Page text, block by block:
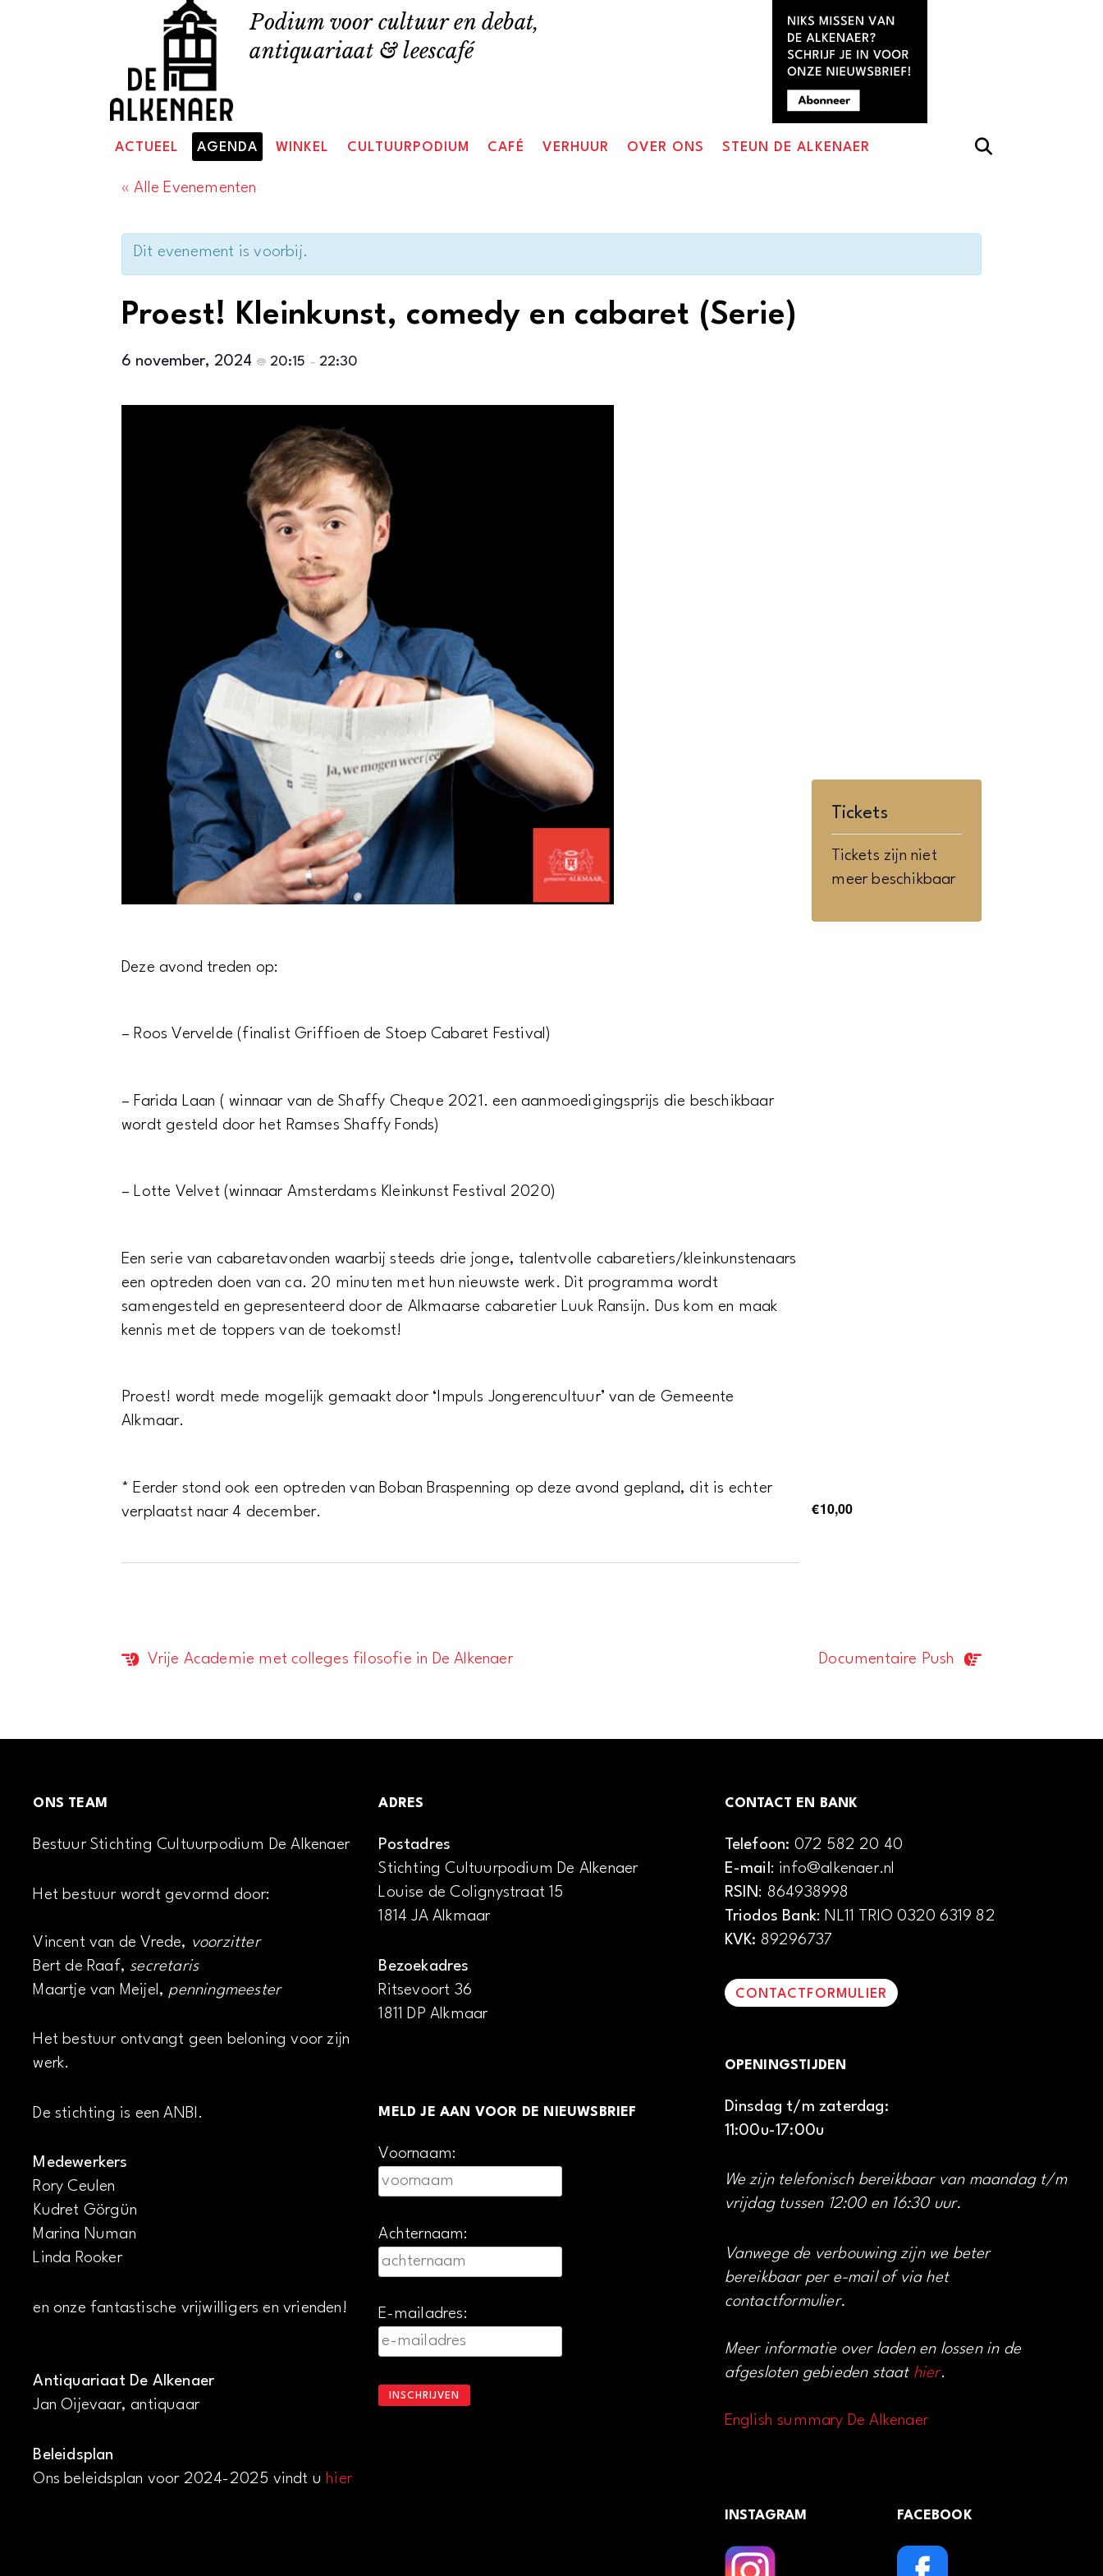
Podium voor cultuur en debat,
antiquariaat & leescafé
ACTUEEL AGENDA WINKEL CULTUURPODIUM CAFÉ VERHUUR OVER ONS STEUN DE ALKENAER
« Alle Evenementen
Dit evenement is voorbij.
Proest! Kleinkunst, comedy en cabaret (Serie)
6 november, 2024 @ 20:15 – 22:30
Deze avond treden op:
– Roos Vervelde (finalist Griffioen de Stoep Cabaret Festival)
– Farida Laan ( winnaar van de Shaffy Cheque 2021. een aanmoedigingsprijs die beschikbaar
wordt gesteld door het Ramses Shaffy Fonds)
– Lotte Velvet (winnaar Amsterdams Kleinkunst Festival 2020)
Een serie van cabaretavonden waarbij steeds drie jonge, talentvolle cabaretiers/kleinkunstenaars
een optreden doen van ca. 20 minuten met hun nieuwste werk. Dit programma wordt
samengesteld en gepresenteerd door de Alkmaarse cabaretier Luuk Ransijn. Dus kom en maak
kennis met de toppers van de toekomst!
Proest! wordt mede mogelijk gemaakt door ‘Impuls Jongerencultuur’ van de Gemeente
Alkmaar.
* Eerder stond ook een optreden van Boban Braspenning op deze avond gepland, dit is echter
verplaatst naar 4 december.
€10,00
Tickets
Tickets zijn niet
meer beschikbaar
Evenement
Vrije Academie met colleges filosofie in De Alkenaer Documentaire Push
ONS TEAM
Bestuur Stichting Cultuurpodium De Alkenaer
Het bestuur wordt gevormd door:
Vincent van de Vrede, voorzitter
Bert de Raaf, secretaris
Maartje van Meijel, penningmeester
Het bestuur ontvangt geen beloning voor zijn
werk.
De stichting is een ANBI.
Medewerkers
Rory Ceulen
Kudret Görgün
Marina Numan
Linda Rooker
en onze fantastische vrijwilligers en vrienden!
Antiquariaat De Alkenaer
Jan Oijevaar, antiquaar
Beleidsplan
Ons beleidsplan voor 2024-2025 vindt u hier
ADRES
Postadres
Stichting Cultuurpodium De Alkenaer
Louise de Colignystraat 15
1814 JA Alkmaar
Bezoekadres
Ritsevoort 36
1811 DP Alkmaar
MELD JE AAN VOOR DE NIEUWSBRIEF
Voornaam:
Achternaam:
E-mailadres:
CONTACT EN BANK
Telefoon: 072 582 20 40
E-mail: info@alkenaer.nl
RSIN: 864938998
Triodos Bank: NL11 TRIO 0320 6319 82
KVK: 89296737
CONTACTFORMULIER
OPENINGSTIJDEN
Dinsdag t/m zaterdag:
11:00u-17:00u
We zijn telefonisch bereikbaar van maandag t/m
vrijdag tussen 12:00 en 16:30 uur.
Vanwege de verbouwing zijn we beter
bereikbaar per e-mail of via het
contactformulier.
Meer informatie over laden en lossen in de
afgesloten gebieden staat hier.
English summary De Alkenaer
INSTAGRAM FACEBOOK